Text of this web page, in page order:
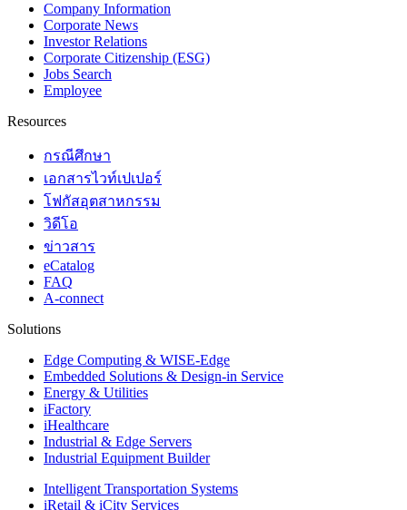
Company Information
Corporate News
Investor Relations
Corporate Citizenship (ESG)
Jobs Search
Employee
Resources
กรณีศึกษา
เอกสารไวท์เปเปอร์
โฟกัสอุตสาหกรรม
วิดีโอ
ข่าวสาร
eCatalog
FAQ
A-connect
Solutions
Edge Computing & WISE-Edge
Embedded Solutions & Design-in Service
Energy & Utilities
iFactory
iHealthcare
Industrial & Edge Servers
Industrial Equipment Builder
Intelligent Transportation Systems
iRetail & iCity Services